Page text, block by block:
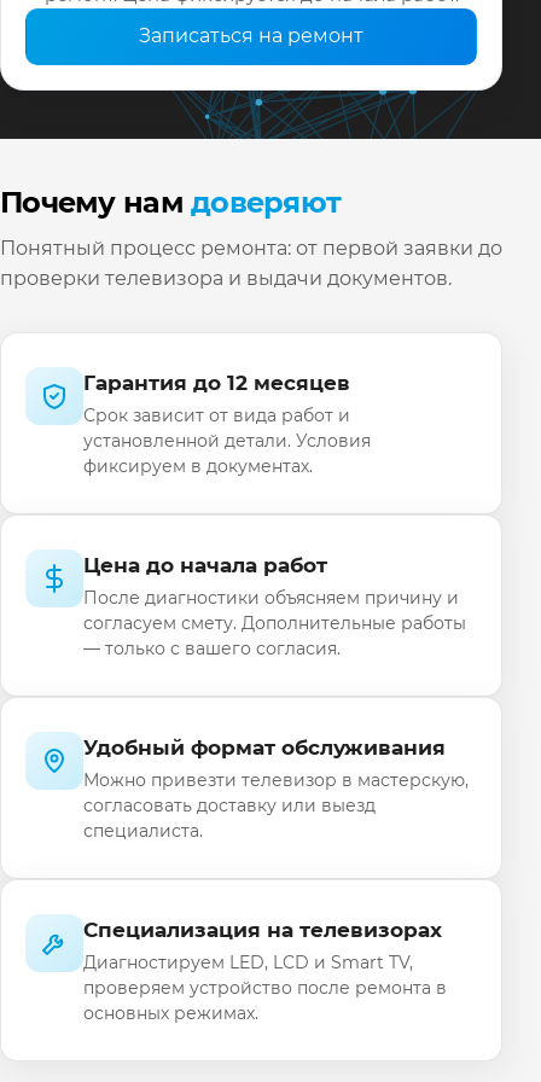
Записаться на ремонт
Почему намдоверяют
Понятный процесс ремонта: от первой заявки до
проверки телевизора и выдачи документов.
Гарантия до 12 месяцев
Срок зависит от вида работ и
установленной детали. Условия
фиксируем в документах.
Цена до начала работ
После диагностики объясняем причину и
согласуем смету. Дополнительные работы
— только с вашего согласия.
Удобный формат обслуживания
Можно привезти телевизор в мастерскую,
согласовать доставку или выезд
специалиста.
Специализация на телевизорах
Диагностируем LED, LCD и Smart TV,
проверяем устройство после ремонта в
основных режимах.